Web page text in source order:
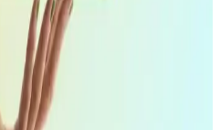
ve entegre ekosistemiyle PC
ve AMD'nin yanıtları,
zinciri yönetimi odaklı olacak.
ve Çin'de MacBook